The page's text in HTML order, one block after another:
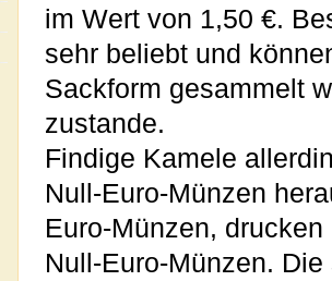
im Wert von 1,50 €.
sehr beliebt und
Sackform gesammelt
zustande.
Findige Kamele
Null-Euro-Münzen
Euro-Münzen,
Null-Euro-Münzen.